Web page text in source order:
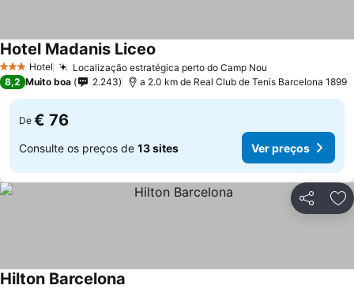
3 EstrelasHotel Localização estratégica perto do Camp Nou
Hotel Madanis Liceo
8,2 Muito boa 2.243 a 2.0 km de Real Club de Tenis Barcelona 1899
De € 76
Consulte os preços de 13 sites Ver preços
Partilhar
Hilton Barcelona